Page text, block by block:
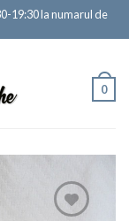
19:30 la numarul de
0